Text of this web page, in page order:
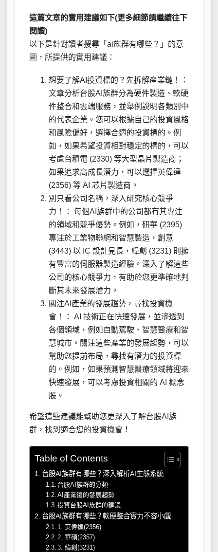
這篇文章的實用建議如下(更多細節請繼續往下
閱讀)
以下是針對讀者搜尋「ai族群有哪些？」的意
圖，所提供的實用建議：
想要了解AI投資標的？先拆解產業鏈！：
文章分析台股AI族群分為硬件製造、軟硬
件整合和雲端服務，並舉例說明各類別中
的代表企業。您可以根據自己的投資風格
和風險偏好，選擇合適的投資標的。例
如，如果希望投資相對穩定的標的，可以
考慮台積電 (2330) 等大型晶片製造商；
如果追求高成長潛力，可以選擇英偉達
(2356) 等 AI 芯片製造商。
別只看公司名稱，深入研究核心競爭
力！： 每個AI族群中的公司都有其專注
的領域和競爭優勢。例如，研華 (2395)
專注於工業物聯網和智慧製造，創意
(3443) 以 IC 設計見長，緯創 (3231) 則擁
有豐富的伺服器製造經驗。深入了解這些
公司的核心競爭力，有助於您更準確地判
斷其未來發展潛力。
關注AI產業的發展趨勢，尋找投資機
會！： AI 技術正在快速發展，並滲透到
各個領域，例如自動駕駛、智慧醫療和智
慧城市。關注這些產業的發展趨勢，可以
幫助您提前布局，尋找有潛力的投資標
的。例如，如果預測智慧醫療領域將迎來
快速發展，可以考慮投資相關的 AI 概念
股。
希望這些建議能幫助您更深入了解台股AI族
群，找到適合您的投資機會！
Table of Contents
台股AI族群有哪些？深入解析AI生態系統
台股AI族群的分類
AI產業鏈的發展趨勢
投資台股AI族群的建議
台股AI族群有哪些？軟硬整合實力不容小覷
1. 英偉達(2356)
2. 華碩(2357)
3. 緯創(3231)